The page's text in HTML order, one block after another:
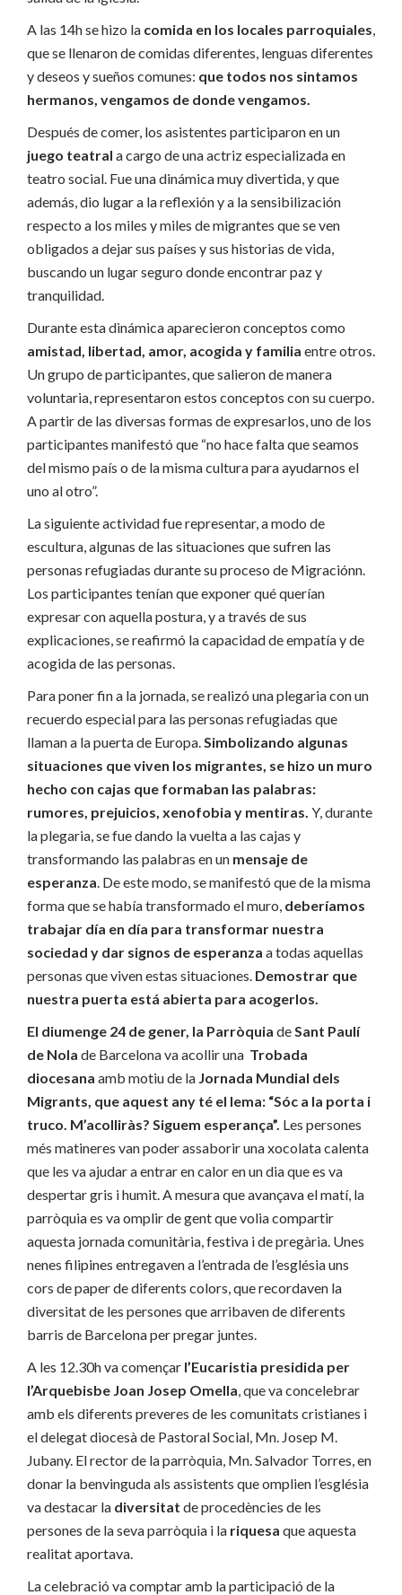
A las 14h se hizo la comida en los locales parroquiales,
que se llenaron de comidas diferentes, lenguas diferentes
y deseos y sueños comunes: que todos nos sintamos
hermanos, vengamos de donde vengamos.
Después de comer, los asistentes participaron en un
juego teatral a cargo de una actriz especializada en
teatro social. Fue una dinámica muy divertida, y que
además, dio lugar a la reflexión y a la sensibilización
respecto a los miles y miles de migrantes que se ven
obligados a dejar sus países y sus historias de vida,
buscando un lugar seguro donde encontrar paz y
tranquilidad.
Durante esta dinámica aparecieron conceptos como
amistad, libertad, amor, acogida y familia entre otros.
Un grupo de participantes, que salieron de manera
voluntaria, representaron estos conceptos con su cuerpo.
A partir de las diversas formas de expresarlos, uno de los
participantes manifestó que “no hace falta que seamos
del mismo país o de la misma cultura para ayudarnos el
uno al otro”.
La siguiente actividad fue representar, a modo de
escultura, algunas de las situaciones que sufren las
personas refugiadas durante su proceso de Migraciónn.
Los participantes tenían que exponer qué querían
expresar con aquella postura, y a través de sus
explicaciones, se reafirmó la capacidad de empatía y de
acogida de las personas.
Para poner fin a la jornada, se realizó una plegaria con un
recuerdo especial para las personas refugiadas que
llaman a la puerta de Europa.Simbolizando algunas
situaciones que viven los migrantes, se hizo un muro
hecho con cajas que formaban las palabras:
rumores, prejuicios, xenofobia y mentiras. Y, durante
la plegaria, se fue dando la vuelta a las cajas y
transformando las palabras en un mensaje de
esperanza. De este modo, se manifestó que de la misma
forma que se había transformado el muro, deberíamos
trabajar día en día para transformar nuestra
sociedad y dar signos de esperanza a todas aquellas
personas que viven estas situaciones. Demostrar que
nuestra puerta está abierta para acogerlos.
El diumenge 24 de gener, la Parròquia deSant Paulí
de Nola de Barcelona va acollir una Trobada
diocesana amb motiu de la Jornada Mundial dels
Migrants, que aquest any té el lema: “Sóc a la porta i
truco. M’acolliràs? Siguem esperança”. Les persones
més matineres van poder assaborir una xocolata calenta
que les va ajudar a entrar en calor en un dia que es va
despertar gris i humit. A mesura que avançava el matí, la
parròquia es va omplir de gent que volia compartir
aquesta jornada comunitària, festiva i de pregària. Unes
nenes filipines entregaven a l’entrada de l’església uns
cors de paper de diferents colors, que recordaven la
diversitat de les persones que arribaven de diferents
barris de Barcelona per pregar juntes.
A les 12.30h va començar l’Eucaristia presidida per
l’Arquebisbe Joan Josep Omella, que va concelebrar
amb els diferents preveres de les comunitats cristianes i
el delegat diocesà de Pastoral Social, Mn. Josep M.
Jubany. El rector de la parròquia, Mn. Salvador Torres, en
donar la benvinguda als assistents que omplien l’església
va destacar la diversitat de procedències de les
persones de la seva parròquia i la riquesa que aquesta
realitat aportava.
La celebració va comptar amb la participació de la